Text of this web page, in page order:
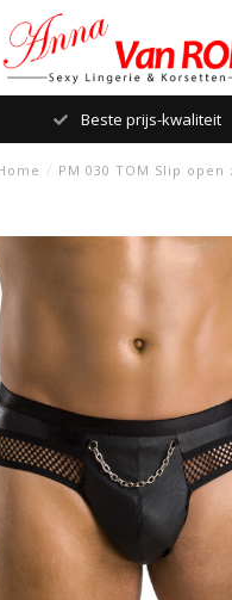
Beste prijs-kwaliteit
/ PM 030 TOM Slip open